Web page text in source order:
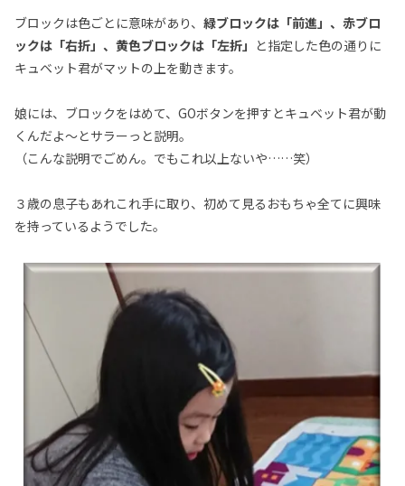
ブロックは色ごとに意味があり、 緑ブロックは「前進」、赤ブロ
ックは「右折」、黄色ブロックは「左折」 と指定した色の通りに
キュベット君がマットの上を動きます。
娘には、ブロックをはめて、GOボタンを押すとキュベット君が動
くんだよ～とサラーっと説明。
（こんな説明でごめん。でもこれ以上ないや……笑）
３歳の息子もあれこれ手に取り、初めて見るおもちゃ全てに興味
を持っているようでした。